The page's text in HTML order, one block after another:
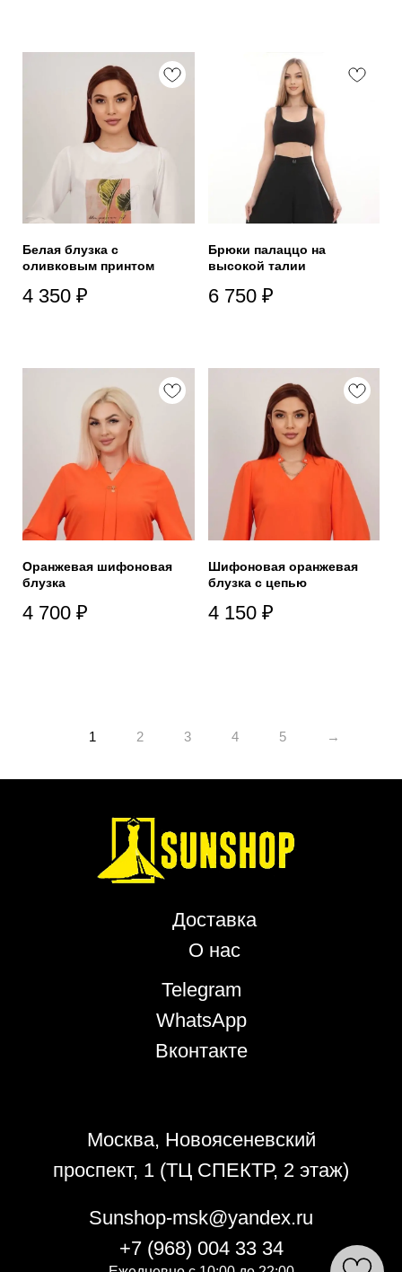
Белая блузка с
оливковым принтом
4 350 ₽
Брюки палаццо на
высокой талии
6 750 ₽
Оранжевая шифоновая
блузка
4 700 ₽
Шифоновая оранжевая
блузка с цепью
4 150 ₽
1 2 3 4 5 →
Москва, Новоясеневский
проспект, 1 (ТЦ СПЕКТР, 2 этаж)
Sunshop-msk@yandex.ru
+7 (968) 004 33 34
Доставка
О нас
Telegram
WhatsApp
Вконтакте